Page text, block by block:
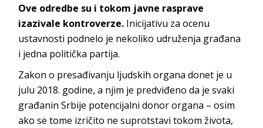
Ove odredbe su i tokom javne rasprave
izazivale kontroverze. Inicijativu za ocenu
ustavnosti podnelo je nekoliko udruženja građana
i jedna politička partija.
Zakon o presađivanju ljudskih organa donet je u
julu 2018. godine, a njim je predviđeno da je svaki
građanin Srbije potencijalni donor organa – osim
ako se tome izričito ne suprotstavi tokom života,